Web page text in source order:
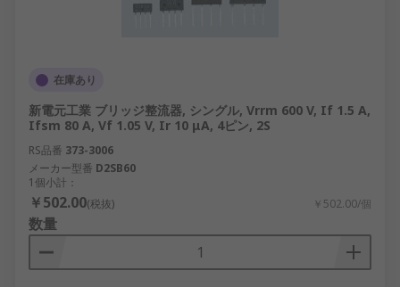
在庫あり
新電元工業 ブリッジ整流器, シングル, Vrrm 600 V, If 1.5 A,
Ifsm 80 A, Vf 1.05 V, Ir 10 μA, 4ピン, 2S
RS品番 373-3006
メーカー型番 D2SB60
1個小計：
￥502.00(税抜) ￥502.00/個
数量